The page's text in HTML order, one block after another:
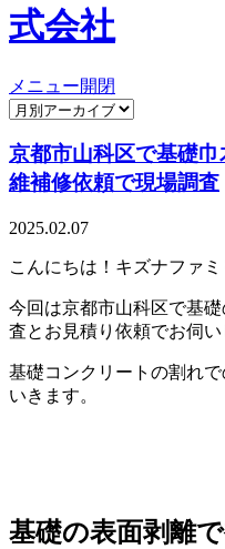
メニュー開閉
京都市山科区で基礎
維補修依頼で現場調査
2025.02.07
こんにちは！キズナファミ
今回は京都市山科区で基
査とお見積り依頼でお伺い
基礎コンクリートの割れ
いきます。
基礎の表面剥離